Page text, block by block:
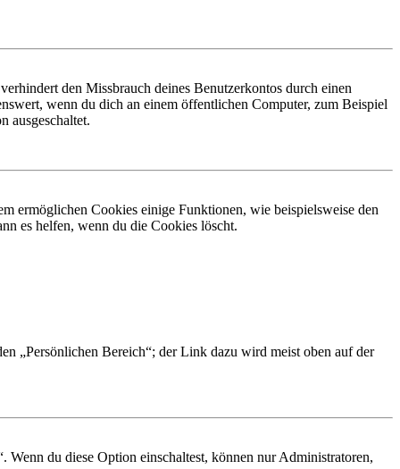
den Missbrauch deines Benutzerkontos durch einen
wenn du dich an einem öffentlichen Computer, zum Beispiel
ausgeschaltet.
ermöglichen Cookies einige Funktionen, wie beispielsweise den
es helfen, wenn du die Cookies löscht.
„Persönlichen Bereich“; der Link dazu wird meist oben auf der
du diese Option einschaltest, können nur Administratoren,